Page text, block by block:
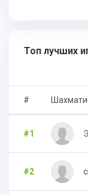
Топ лучших
#
#1
#2